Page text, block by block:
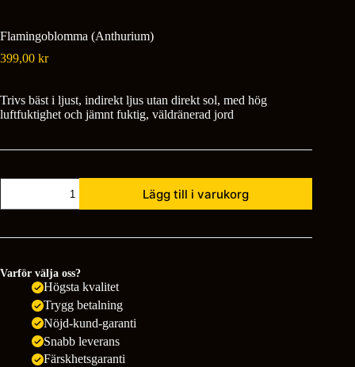
Flamingoblomma (Anthurium)
399,00 kr
Trivs bäst i ljust, indirekt ljus utan direkt sol, med hög
luftfuktighet och jämnt fuktig, väldränerad jord
mängd
Lägg till i varukorg
Varför välja oss?
Högsta kvalitet
Trygg betalning
Nöjd-kund-garanti
Snabb leverans
Färskhetsgaranti